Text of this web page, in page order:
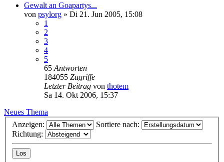
Gewalt an Goapartys...
von psylorg » Di 21. Jun 2005, 15:08
1
2
3
4
5
65 Antworten
184055 Zugriffe
Letzter Beitrag von thotem
Sa 14. Okt 2006, 15:37
Neues Thema
Anzeigen:
Sortiere nach:
Richtung: